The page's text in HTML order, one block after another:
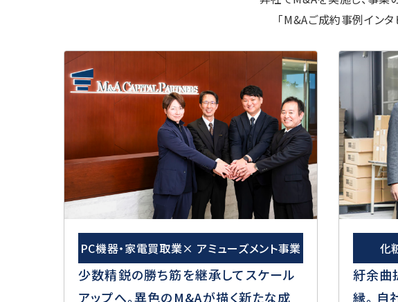
「M&Aご成約事例イン
PC機器・家電買取業× アミューズメント事業
少数精鋭の勝ち筋を継承してスケール
アップへ。異色のM&Aが描く新たな成
化
紆余曲
縁。